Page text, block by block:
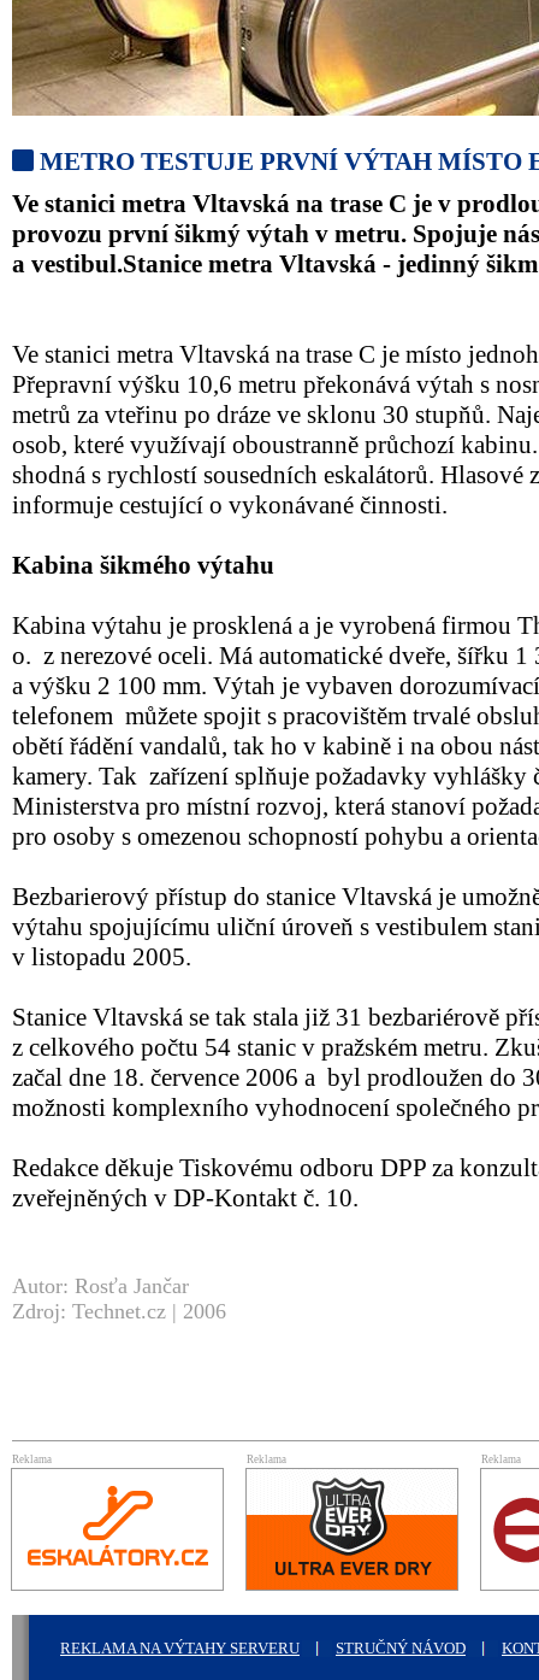
METRO TESTUJE PRVNÍ VÝTAH MÍSTO
Ve stanici metra Vltavská na trase C je v
provozu první šikmý výtah v metru. Spojuje
a vestibul.Stanice metra Vltavská - jedinný
Ve stanici metra Vltavská na trase C je místo
Přepravní výšku 10,6 metru překonává výtah s
metrů za vteřinu po dráze ve sklonu 30 stupňů.
osob, které využívají oboustranně průchozí
shodná s rychlostí sousedních eskalátorů. Hlasové
informuje cestující o vykonávané činnosti.
Kabina šikmého výtahu
Kabina výtahu je prosklená a je vyrobená firmou
o. z nerezové oceli. Má automatické dveře, šířku
a výšku 2 100 mm. Výtah je vybaven
telefonem můžete spojit s pracovištěm trvalé
obětí řádění vandalů, tak ho v kabině i na obou
kamery. Tak zařízení splňuje požadavky vyhlášky
Ministerstva pro místní rozvoj, která stanoví
pro osoby s omezenou schopností pohybu a
Bezbarierový přístup do stanice Vltavská je
výtahu spojujícímu uliční úroveň s vestibulem
v listopadu 2005.
Stanice Vltavská se tak stala již 31 bezbariérově
z celkového počtu 54 stanic v pražském metru.
začal dne 18. července 2006 a byl prodloužen do
možnosti komplexního vyhodnocení společného
Redakce děkuje Tiskovému odboru DPP za
zveřejněných v DP-Kontakt č. 10.
Autor: Rosťa Jančar
Zdroj: Technet.cz | 2006
Reklama Reklama Reklama
REKLAMA NA VÝTAHY SERVERU STRUČNÝ NÁVOD